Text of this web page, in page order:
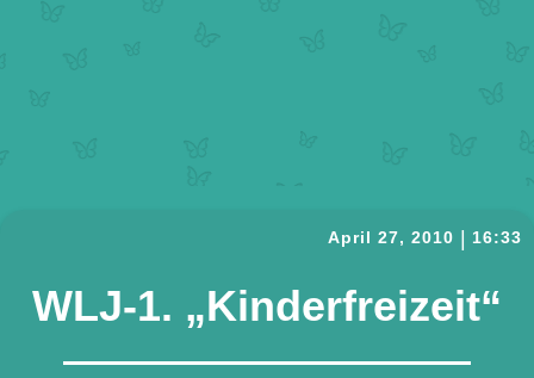
April 27, 2010 | 16:33
WLJ-1. „Kinderfreizeit“